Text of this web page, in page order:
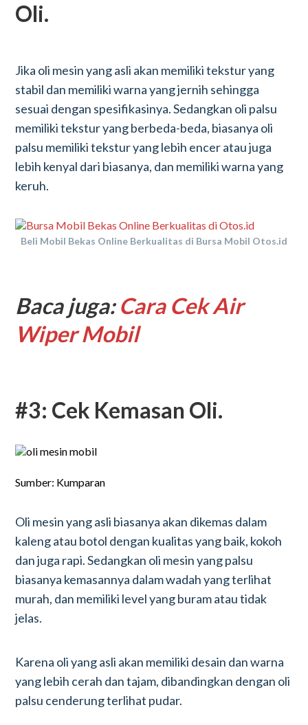
Oli.
Jika oli mesin yang asli akan memiliki tekstur yang
stabil dan memiliki warna yang jernih sehingga
sesuai dengan spesifikasinya. Sedangkan oli palsu
memiliki tekstur yang berbeda-beda, biasanya oli
palsu memiliki tekstur yang lebih encer atau juga
lebih kenyal dari biasanya, dan memiliki warna yang
keruh.
Beli Mobil Bekas Online Berkualitas di Bursa Mobil Otos.id
Baca juga:Cara Cek Air
Wiper Mobil
#3: Cek Kemasan Oli.
Sumber: Kumparan
Oli mesin yang asli biasanya akan dikemas dalam
kaleng atau botol dengan kualitas yang baik, kokoh
dan juga rapi. Sedangkan oli mesin yang palsu
biasanya kemasannya dalam wadah yang terlihat
murah, dan memiliki level yang buram atau tidak
jelas.
Karena oli yang asli akan memiliki desain dan warna
yang lebih cerah dan tajam, dibandingkan dengan oli
palsu cenderung terlihat pudar.